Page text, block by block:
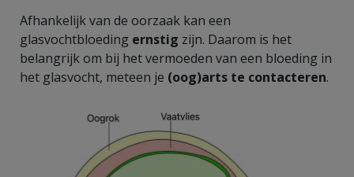
Afhankelijk van de oorzaak kan een
glasvochtbloeding ernstig zijn. Daarom is het
belangrijk om bij het vermoeden van een bloeding in
het glasvocht, meteen je (oog)arts te contacteren.